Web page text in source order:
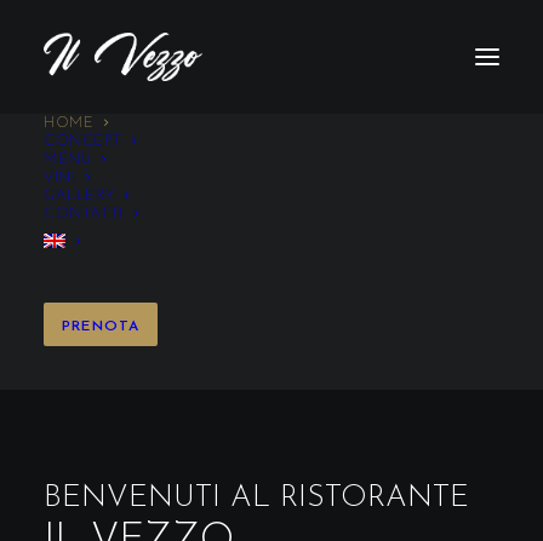
HOME
CONCEPT
MENÙ
VINI
GALLERY
CONTATTI
PRENOTA
BENVENUTI AL RISTORANTE